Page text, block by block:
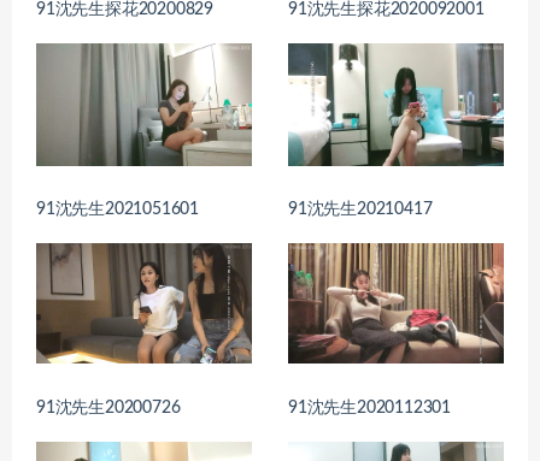
91沈先生探花20200829 91沈先生探花2020092001
91沈先生2021051601 91沈先生20210417
91沈先生20200726 91沈先生2020112301